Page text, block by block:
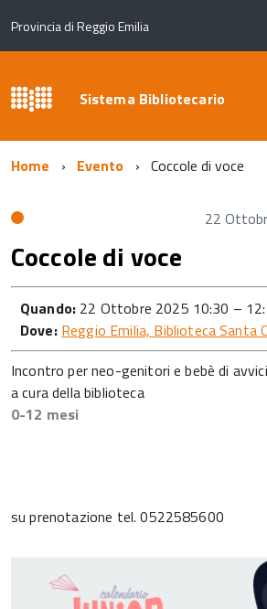
Provincia di Reggio Emilia
Sistema Bibliotecario
Home Evento Coccole di voce
22
Coccole di voce
Quando: 22 Ottobre 2025 10:30 –
Dove: Reggio Emilia, Biblioteca Santa
Incontro per neo-genitori e bebè di
a cura della biblioteca
0-12 mesi
su prenotazione tel. 0522585600